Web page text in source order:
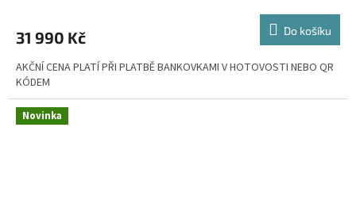
M
A
31 990 Kč Do košíku
AKČNÍ CENA PLATÍ PŘI PLATBĚ BANKOVKAMI V HOTOVOSTI NEBO QR
KÓDEM
Novinka